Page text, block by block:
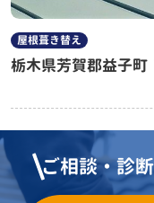
屋根葺き替え
栃木県芳賀郡益子町
ご相談・診